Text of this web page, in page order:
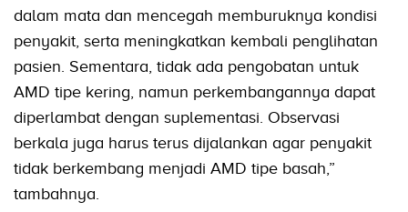
dalam mata dan mencegah memburuknya kondisi
penyakit, serta meningkatkan kembali penglihatan
pasien. Sementara, tidak ada pengobatan untuk
AMD tipe kering, namun perkembangannya dapat
diperlambat dengan suplementasi. Observasi
berkala juga harus terus dijalankan agar penyakit
tidak berkembang menjadi AMD tipe basah,”
tambahnya.